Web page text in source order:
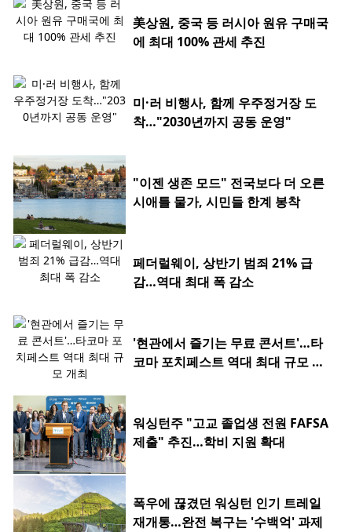
美상원, 중국 등 러시아 원유 구매국
에 최대 100% 관세 추진
미·러 비행사, 함께 우주정거장 도
착…"2030년까지 공동 운영"
"이젠 생존 모드" 전국보다 더 오른
시애틀 물가, 시민들 한계 봉착
페더럴웨이, 상반기 범죄 21% 급
감…역대 최대 폭 감소
'현관에서 즐기는 무료 콘서트'…타
코마 포치페스트 역대 최대 규모 개
워싱턴주 "고교 졸업생 전원 FAFSA
제출" 추진…학비 지원 확대
폭우에 끊겼던 워싱턴 인기 트레일
재개통…완전 복구는 '수백억' 과제